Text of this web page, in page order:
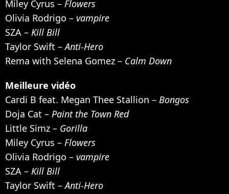
Miley Cyrus – Flowers
Olivia Rodrigo – vampire
SZA – Kill Bill
Taylor Swift –Anti-Hero
Rema with Selena Gomez – Calm Down
Meilleure vidéo
Cardi B feat. Megan Thee Stallion – Bongos
Doja Cat – Paint the Town Red
Little Simz – Gorilla
Miley Cyrus – Flowers
Olivia Rodrigo – vampire
SZA – Kill Bill
Taylor Swift –Anti-Hero